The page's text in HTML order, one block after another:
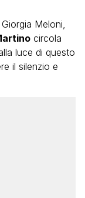
Meloni,
circola
luce di questo
il silenzio e